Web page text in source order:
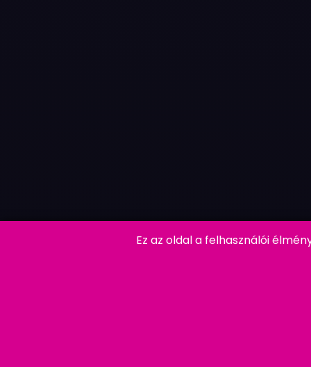
Ez az oldal a felhasználói